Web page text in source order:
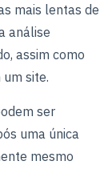
mais lentas de
análise
assim como
site.
ser
uma única
mesmo